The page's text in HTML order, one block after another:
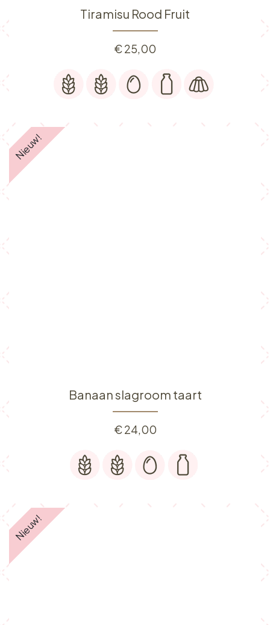
Tiramisu Rood Fruit
€25,00
Nieuw!
Banaan slagroom taart
€24,00
Nieuw!